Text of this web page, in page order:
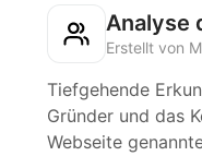
Analyse
Erstellt von
Tiefgehende
Gründer und das
Webseite